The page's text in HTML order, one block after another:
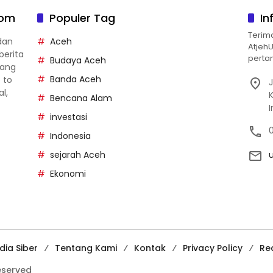
to
Populer Tag
Aceh
Budaya Aceh
Banda Aceh
Bencana Alam
investasi
Indonesia
sejarah Aceh
Ekonomi
Siber Tentang Kami Kontak Privacy Policy